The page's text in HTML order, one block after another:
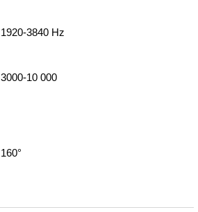
1920-3840 Hz
3000-10 000
160°